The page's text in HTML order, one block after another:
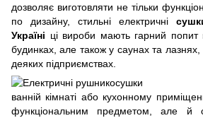
дозволяє виготовляти не тільки
по дизайну, стильні електричні
Україні ці вироби мають гарний
будинках, але також у саунах та
деяких підприємствах.
ванній кімнаті або кухонному
функціональним предметом, але й